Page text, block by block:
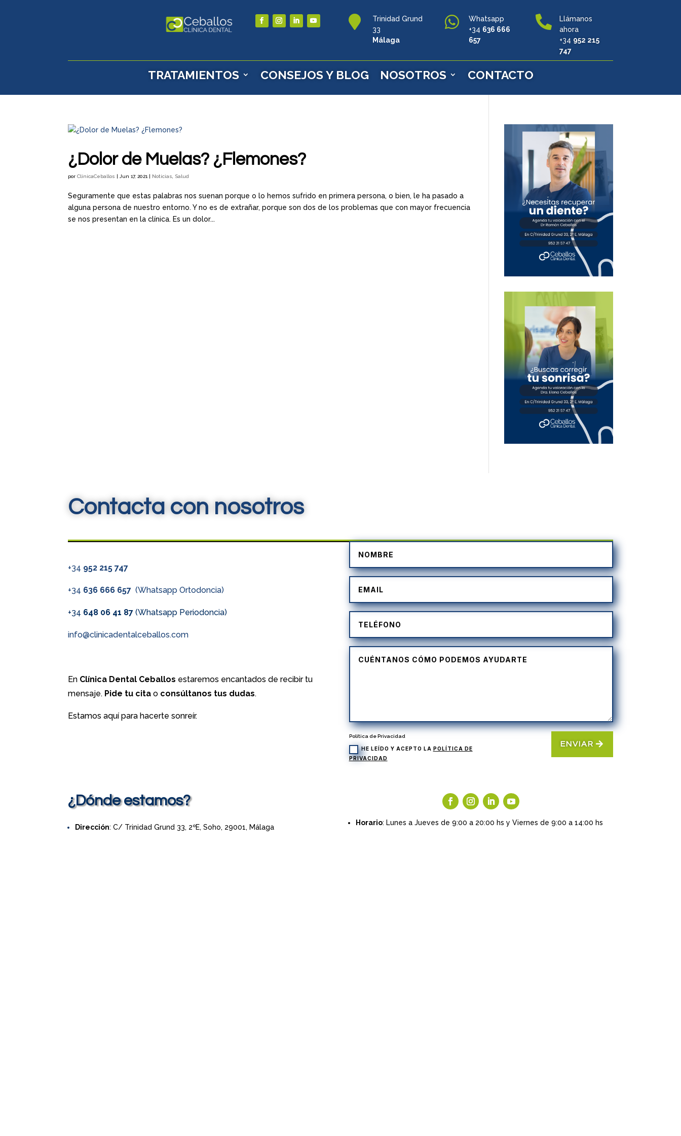

Trinidad Grund
33
Málaga

Whatsapp
+34 636 666
657

Llámanos
ahora
+34 952 215
747
TRATAMIENTOS CONSEJOS Y BLOG NOSOTROS CONTACTO
¿Dolor de Muelas? ¿Flemones?
porClínicaCeballos | Jun 17, 2021 | Noticias Salud
Seguramente que estas palabras nos suenan porque o lo hemos sufrido en primera persona, o bien, le ha pasado a
alguna persona de nuestro entorno. Y no es de extrañar, porque son dos de los problemas que con mayor frecuencia
se nos presentan en la clínica. Es un dolor...
Contacta con nosotros
+34 952 215 747
+34 636 666 657(Whatsapp Ortodoncia)
+34 648 06 41 87 (Whatsapp Periodoncia)
info@clinicadentalceballos.com
En Clínica Dental Ceballos estaremos encantados de recibir tu
mensaje. Pide tu cita o consúltanos tus dudas.
Estamos aquí para hacerte sonreír.
Política de Privacidad
HE LEÍDO Y ACEPTO LA POLÍTICA DE
PRIVACIDAD
ENVIAR
¿Dónde estamos?
Dirección: C/ Trinidad Grund 33, 2ºE, Soho, 29001, Málaga
Horario: Lunes a Jueves de 9:00 a 20:00 hs y Viernes de 9:00 a 14:00 hs